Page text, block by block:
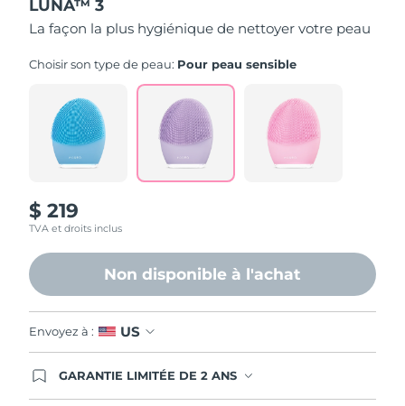
LUNA™ 3
La façon la plus hygiénique de nettoyer votre peau
Choisir son type de peau: Pour peau sensible
$ 219
TVA et droits inclus
Non disponible à l'achat
Envoyez à : US
GARANTIE LIMITÉE DE 2 ANS